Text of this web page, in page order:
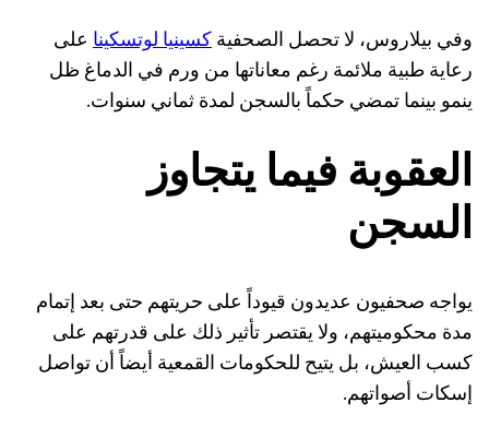
وفي بيلاروس، لا تحصل الصحفيةكسينيا لوتسكينا على
رعاية طبية ملائمة رغم معاناتها من ورم في الدماغ ظل
ينمو بينما تمضي حكماً بالسجن لمدة ثماني سنوات.
العقوبة فيما يتجاوز
السجن
يواجه صحفيون عديدون قيوداً على حريتهم حتى بعد إتمام
مدة محكوميتهم، ولا يقتصر تأثير ذلك على قدرتهم على
كسب العيش، بل يتيح للحكومات القمعية أيضاً أن تواصل
إسكات أصواتهم.